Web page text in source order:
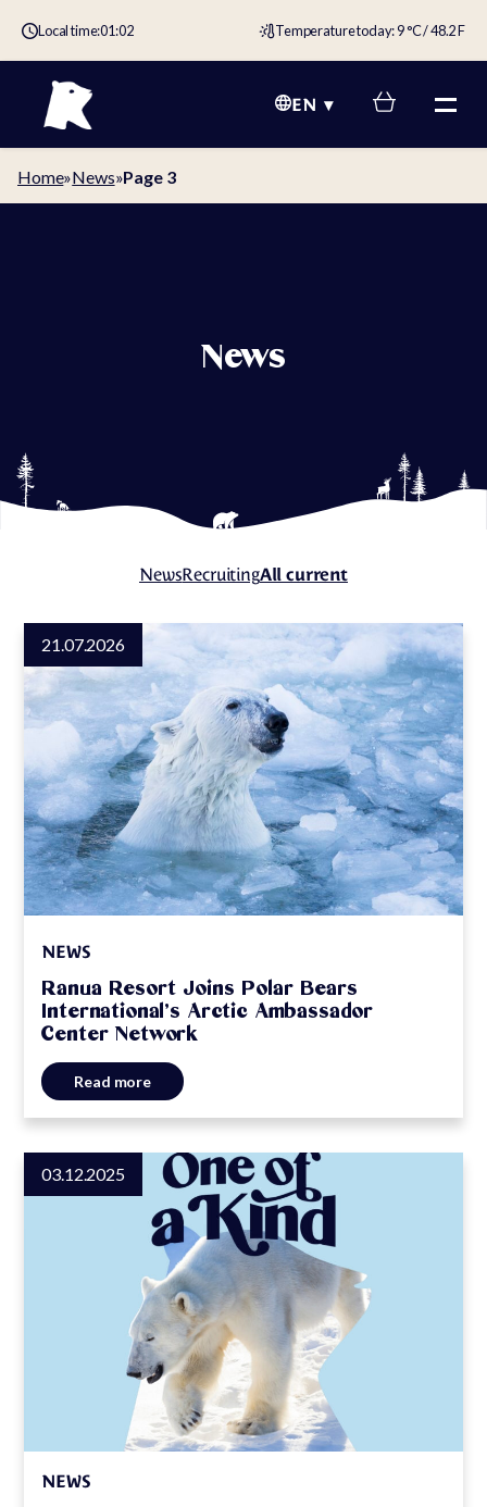
Local time:01:02 Temperature today: 9 °C / 48.2 F
EN
Home»News»Page 3
News
21.07.2026
NEWS
Ranua Resort Joins Polar Bears
International’s Arctic Ambassador
Center Network
Read more
NewsRecruitingAll current
03.12.2025
NEWS